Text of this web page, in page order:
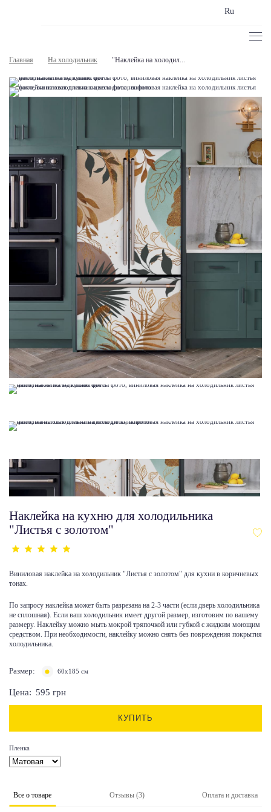
Ru
Главная На холодильник "Наклейка на холодил...
Наклейка на кухню для холодильника
"Листья с золотом"
Виниловая наклейка на холодильник "Листья с золотом" для кухни в коричневых
тонах.
По запросу наклейка может быть разрезана на 2-3 части (если дверь холодильника
не сплошная). Если ваш холодильник имеет другой размер, изготовим по вашему
размеру. Наклейку можно мыть мокрой тряпочкой или губкой с жидким моющим
средством. При необходимости, наклейку можно снять без повреждения покрытия
холодильника.
Размер: 60x185 см
Цена: 595 грн
КУПИТЬ
Пленка
Все о товаре Отзывы (3) Оплата и доставка